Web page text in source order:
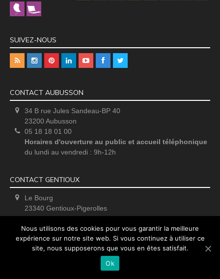
SUIVEZ-NOUS
CONTACT AUBUSSON
34 B rue Jules Sandeau-BP 40
23200 Aubusson
05 18 18 01 00
Horaires d'ouverture au public et accueil téléphonique
du lundi au vendredi : 9h-12h
CONTACT GENTIOUX
Le Bourg
23340 Gentioux-Pigerolles
Nous utilisons des cookies pour vous garantir la meilleure
expérience sur notre site web. Si vous continuez à utiliser ce
site, nous supposerons que vous en êtes satisfait.
Ok